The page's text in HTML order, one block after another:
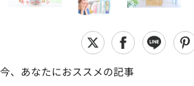
今、あなたにおススメの記事